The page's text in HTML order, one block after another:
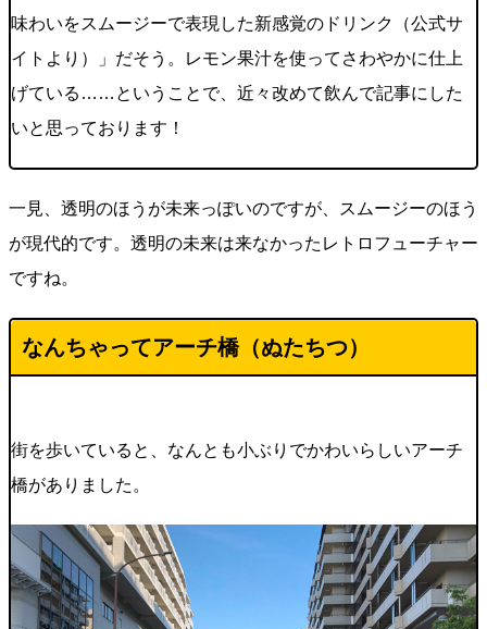
味わいをスムージーで表現した新感覚のドリンク（公式サ
イトより）」だそう。レモン果汁を使ってさわやかに仕上
げている……ということで、近々改めて飲んで記事にした
いと思っております！
一見、透明のほうが未来っぽいのですが、スムージーのほう
が現代的です。透明の未来は来なかったレトロフューチャー
ですね。
なんちゃってアーチ橋（ぬたちつ）
街を歩いていると、なんとも小ぶりでかわいらしいアーチ
橋がありました。